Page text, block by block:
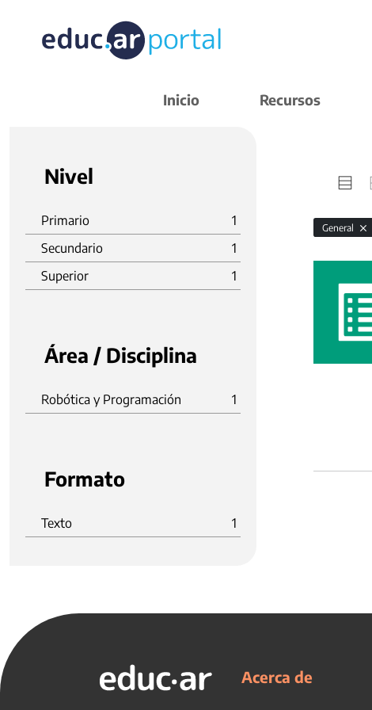
Inicio Recursos
Nivel
Primario
1
Secundario
1
Superior
1
Área / Disciplina
Robótica y Programación 1
Formato
Texto 1
General
Acerca de